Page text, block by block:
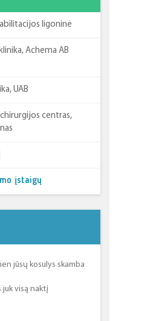
ligoninė
Achema AB
UAB
centras,
įstaigų
jūsų kosulys skamba
juk visą naktį